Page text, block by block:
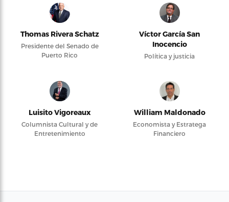
Thomas Rivera Schatz
Presidente del Senado de
Puerto Rico
Víctor García San
Inocencio
Política y justicia
Luisito Vigoreaux
Columnista Cultural y de
Entretenimiento
William Maldonado
Economista y Estratega
Financiero